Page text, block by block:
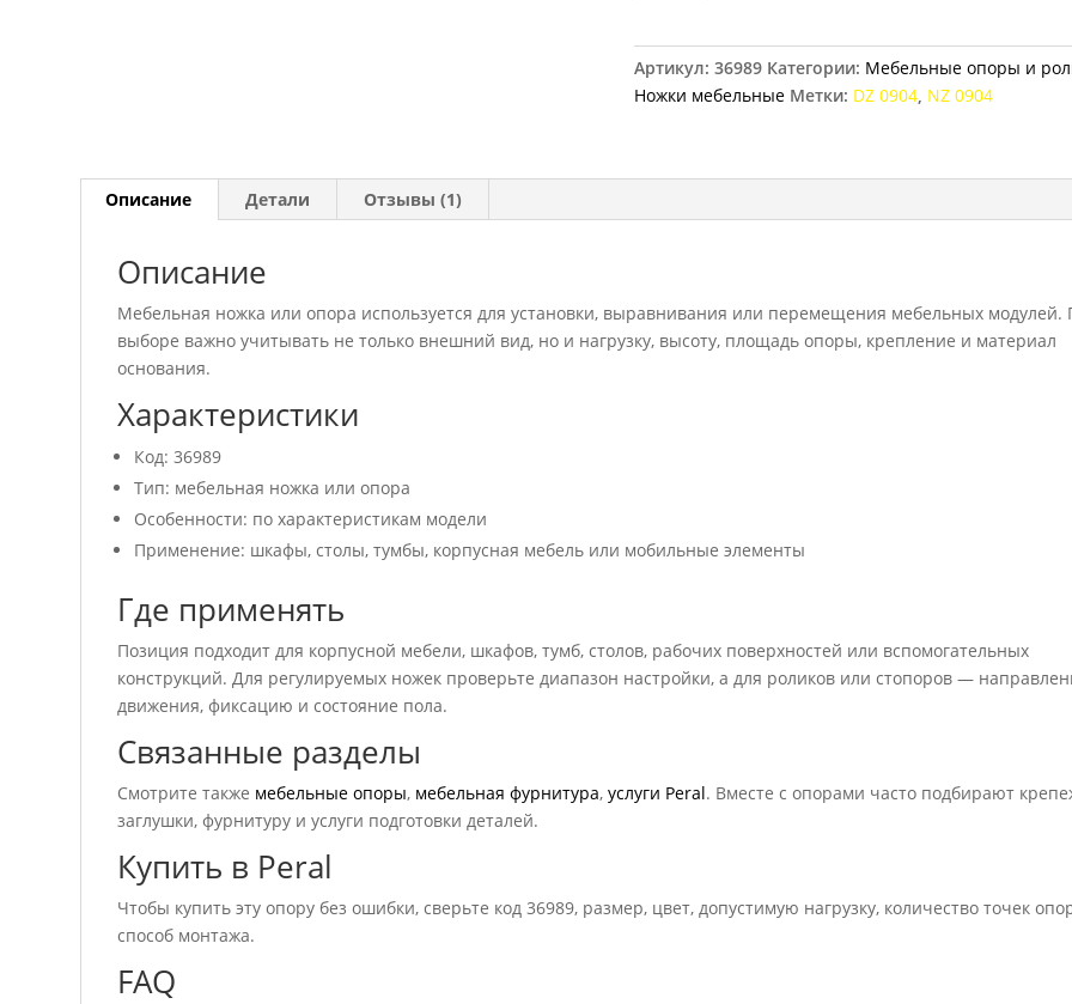
09
Артикул:36989 Категории: Мебельные опоры и
Ножки мебельные Метки: DZ 0904, NZ 0904
Описание Детали Отзывы (1)
Описание
Мебельная ножка или опора используется для установки, выравнивания или перемещения мебельных модулей.
выборе важно учитывать не только внешний вид, но и нагрузку, высоту, площадь опоры, крепление и материал
основания.
Характеристики
Код: 36989
Тип: мебельная ножка или опора
Особенности: по характеристикам модели
Применение: шкафы, столы, тумбы, корпусная мебель или мобильные элементы
Где применять
Позиция подходит для корпусной мебели, шкафов, тумб, столов, рабочих поверхностей или вспомогательных
конструкций. Для регулируемых ножек проверьте диапазон настройки, а для роликов или стопоров —
движения, фиксацию и состояние пола.
Связанные разделы
Смотрите также мебельные опоры, мебельная фурнитура,услуги Peral. Вместе с опорами часто подбирают
заглушки, фурнитуру и услуги подготовки деталей.
Купить в Peral
Чтобы купить эту опору без ошибки, сверьте код 36989, размер, цвет, допустимую нагрузку, количество точек
способ монтажа.
FAQ